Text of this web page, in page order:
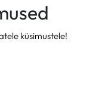
küsimustele!